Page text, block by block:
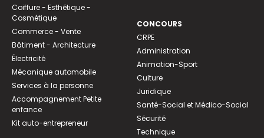
Coiffure - Esthétique -
Cosmétique
Commerce - Vente
Bâtiment - Architecture
Électricité
Mécanique automobile
Services à la personne
Accompagnement Petite
enfance
Kit auto-entrepreneur
CONCOURS
CRPE
Administration
Animation-Sport
Culture
Juridique
Santé-Social et Médico-Social
Sécurité
Technique